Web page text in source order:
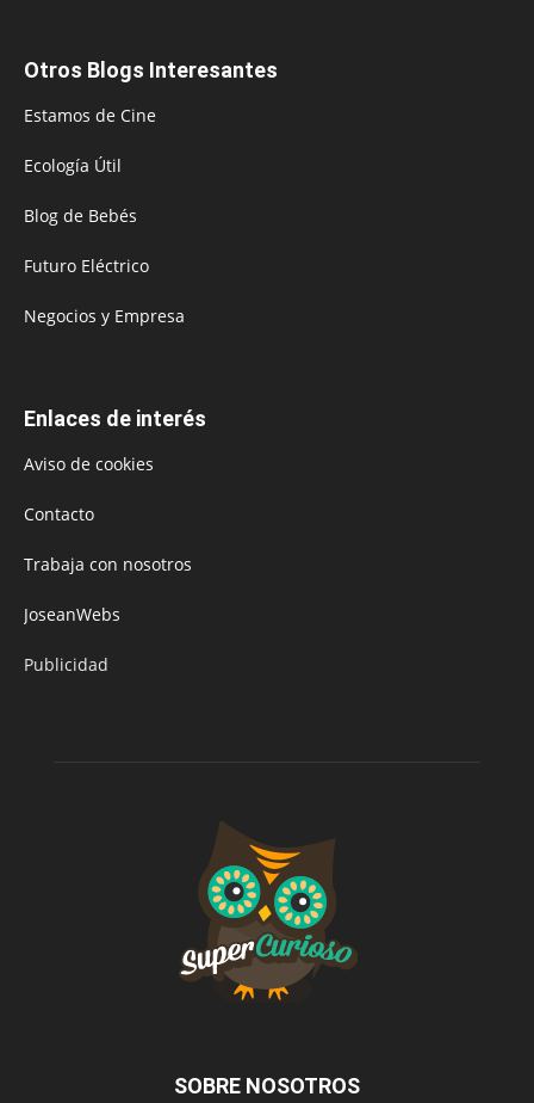
Otros Blogs Interesantes
Estamos de Cine
Ecología Útil
Blog de Bebés
Futuro Eléctrico
Negocios y Empresa
Enlaces de interés
Aviso de cookies
Contacto
Trabaja con nosotros
JoseanWebs
Publicidad
SOBRE NOSOTROS